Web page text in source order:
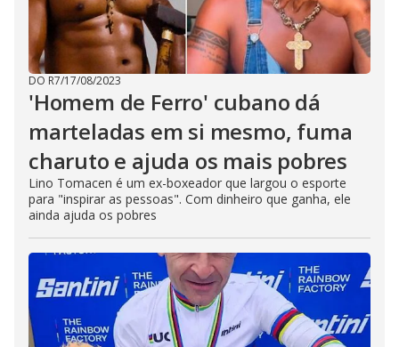
DO R7/17/08/2023
'Homem de Ferro' cubano dá
marteladas em si mesmo, fuma
charuto e ajuda os mais pobres
Lino Tomacen é um ex-boxeador que largou o esporte
para "inspirar as pessoas". Com dinheiro que ganha, ele
ainda ajuda os pobres